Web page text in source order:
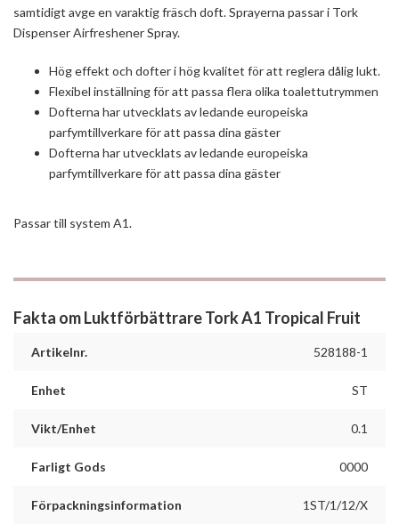
samtidigt avge en varaktig fräsch doft. Sprayerna passar i Tork
Dispenser Airfreshener Spray.
Hög effekt och dofter i hög kvalitet för att reglera dålig lukt.
Flexibel inställning för att passa flera olika toalettutrymmen
Dofterna har utvecklats av ledande europeiska
parfymtillverkare för att passa dina gäster
Dofterna har utvecklats av ledande europeiska
parfymtillverkare för att passa dina gäster
Passar till system A1.
Fakta om Luktförbättrare Tork A1 Tropical Fruit
Artikelnr. 528188-1
Enhet ST
Vikt/Enhet 0.1
Farligt Gods 0000
Förpackningsinformation 1ST/1/12/X